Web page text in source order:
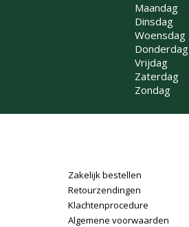
Maandag
Dinsdag
Woensdag
Donderdag
Vrijdag
Zaterdag
Zondag
Zakelijk bestellen
Retourzendingen
Klachtenprocedure
Algemene voorwaarden